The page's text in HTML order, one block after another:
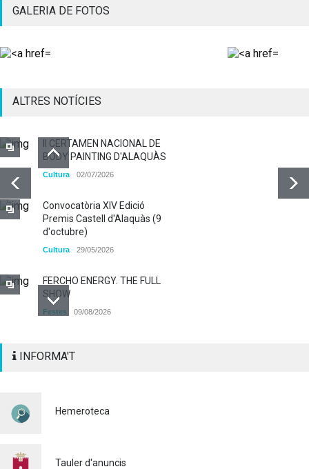
GALERIA DE FOTOS
ALTRES NOTÍCIES
II CERTAMEN NACIONAL DE
BODY PAINTING D'ALAQUÀS
Cultura 02/07/2026
Convocatòria XIV Edició
Premis Castell d'Alaquàs (9
d'octubre)
Cultura 29/05/2026
FERCHO ENERGY. THE FULL
SHOW
Festes 09/08/2026
d'INSCRIPCIÓ per a
Cultura 03/08/2026
PAELLES 2026
INFORMA'T
Hemeroteca
Tauler d'anuncis